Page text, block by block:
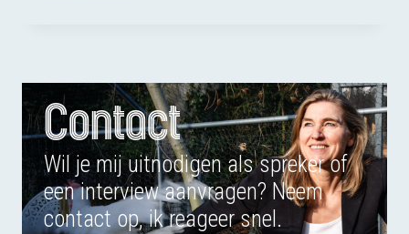
OP
VAKANTIE?
Contact
Wil je mij uitnodigen als spreker of
een interview aanvragen? Neem
contact op, ik reageer snel.